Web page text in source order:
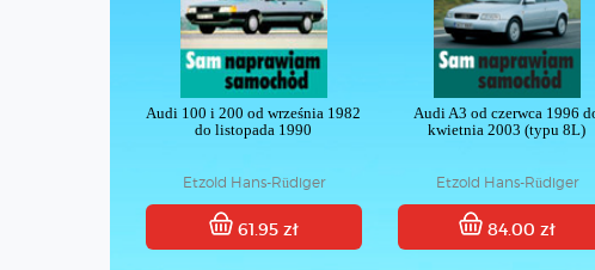
Audi 100 i 200 od września 1982
do listopada 1990
Etzold Hans-Rüdiger
61.95 zł
Audi A3 od czerwca 1996
kwietnia 2003 (typu 8L)
Etzold Hans-Rüdiger
84.00 zł